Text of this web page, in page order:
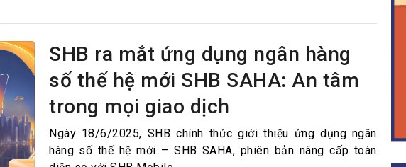
hàng
SHB ra mắt ứng dụng ngân hàng
số thế hệ mới SHB SAHA: An tâm
trong mọi giao dịch
Ngày 18/6/2025, SHB chính thức giới thiệu ứng dụng ngân
hàng số thế hệ mới – SHB SAHA, phiên bản nâng cấp toàn